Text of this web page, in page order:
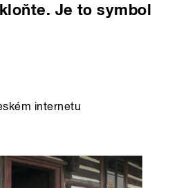
Je to symbol
internetu